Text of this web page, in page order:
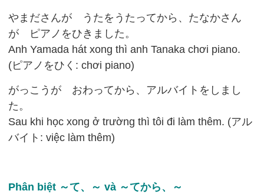
やまださんが うたをうたってから、たなかさん
が ピアノをひきました。
Anh Yamada hát xong thì anh Tanaka chơi piano.
(ピアノをひく: chơi piano)
がっこうが おわってから、アルバイトをしまし
た。
Sau khi học xong ở trường thì tôi đi làm thêm. (アル
バイト: việc làm thêm)
Phân biệt ～て、～ và ～てから、～